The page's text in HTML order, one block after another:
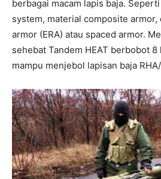
berbagai macam lapis baja.
system, material composite
armor (ERA) atau spaced armor.
sehebat Tandem HEAT berbobot
mampu menjebol lapisan baja